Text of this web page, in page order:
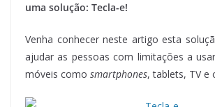
uma solução: Tecla-e!
Venha conhecer neste artigo esta
ajudar as pessoas com limitações a
móveis como smartphones, tablets, TV e